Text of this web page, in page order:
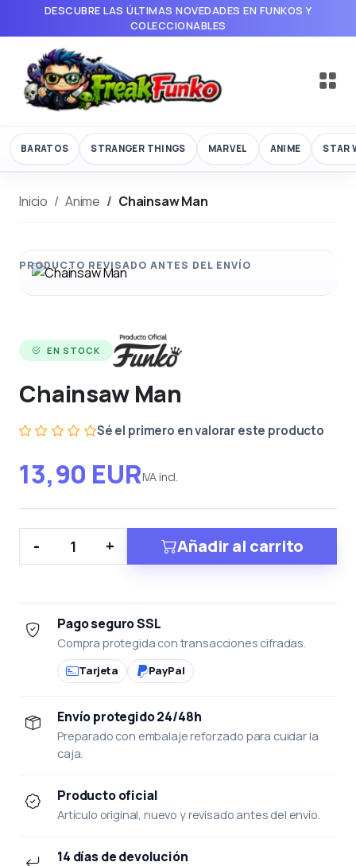
DESCUBRE LAS ÚLTIMAS NOVEDADES EN FUNKOS Y
COLECCIONABLES
BARATOS STRANGER THINGS MARVEL ANIME STAR
Inicio Anime Chainsaw Man
EN STOCK
Chainsaw Man
Sé el primero en valorar este producto
13,90 EURIVA incl.
- + Añadir al carrito
Pago seguro SSL
Compra protegida con transacciones cifradas.
Tarjeta PayPal
Envío protegido 24/48h
Preparado con embalaje reforzado para cuidar la
caja.
Producto oficial
Artículo original, nuevo y revisado antes del envío.
14 días de devolución